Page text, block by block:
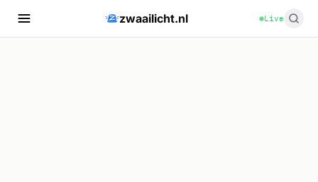
zwaailicht.nl Live